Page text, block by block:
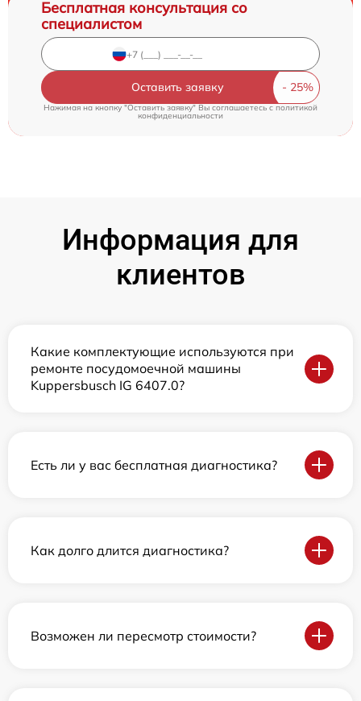
Бесплатная консультация со
специалистом
Оставить заявку
Нажимая на кнопку "Оставить заявку" Вы соглашаетесь c политикой
конфиденциальности
Информация для
клиентов
Какие комплектующие используются при
ремонте посудомоечной машины
Kuppersbusch IG 6407.0?
Есть ли у вас бесплатная диагностика?
Как долго длится диагностика?
Возможен ли пересмотр стоимости?